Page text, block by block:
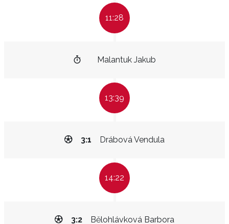
11:28
Malantuk Jakub
13:39
Drábová Vendula
3:1
14:22
Bělohlávková Barbora
3:2